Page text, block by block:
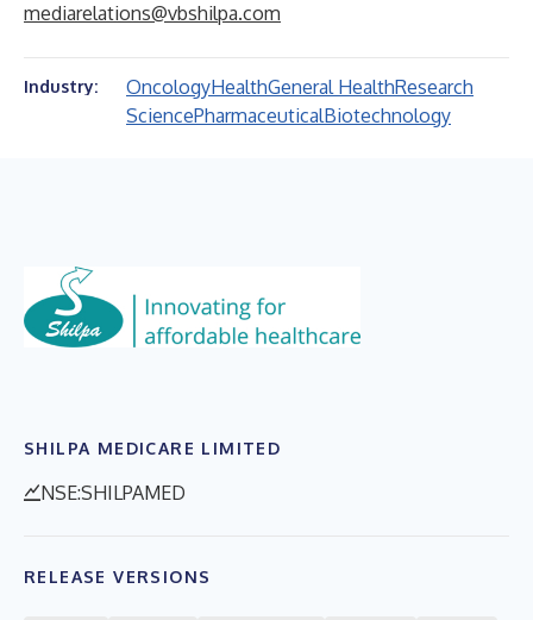
mediarelations@vbshilpa.com
Industry: OncologyHealthGeneral HealthResearch
SciencePharmaceuticalBiotechnology
SHILPA MEDICARE LIMITED
NSE:SHILPAMED
RELEASE VERSIONS